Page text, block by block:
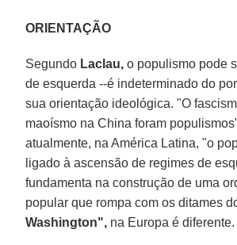
ORIENTAÇÃO
Segundo Laclau, o populismo pode
de esquerda --é indeterminado do
sua orientação ideológica. "O
maoísmo na China foram
atualmente, na América Latina, "o
ligado à ascensão de regimes de
fundamenta na construção de uma
popular que rompa com os ditames
Washington", na Europa é diferente.